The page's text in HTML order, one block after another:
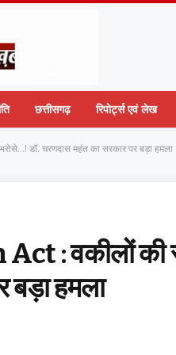
छत्तीसगढ़ रिपोर्ट्स एवं लेख
डॉ. चरणदास महंत का सरकार पर बड़ा हमला
: वकीलों की
बड़ा हमला